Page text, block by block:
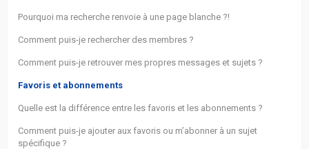
Pourquoi ma recherche renvoie à une page blanche ?!
Comment puis-je rechercher des membres ?
Comment puis-je retrouver mes propres messages et sujets ?
Favoris et abonnements
Quelle est la différence entre les favoris et les abonnements ?
Comment puis-je ajouter aux favoris ou m’abonner à un sujet
spécifique ?